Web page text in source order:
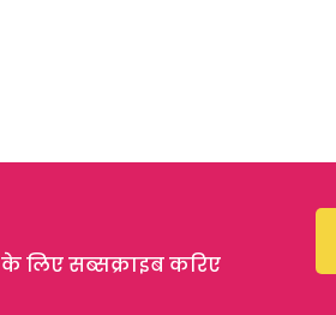
लिए सब्सक्राइब करिए